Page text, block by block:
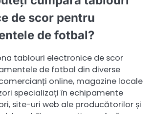
de scor pentru
de fotbal?
tablouri electronice de scor
de fotbal din diverse
online, magazine locale
specializați în echipamente
site-uri web ale producătorilor și